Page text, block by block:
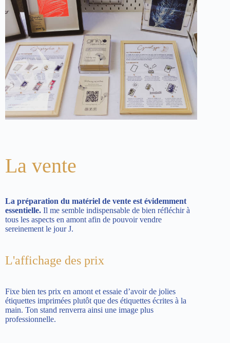
La vente
La préparation du matériel de vente est évidemment
essentielle. Il me semble indispensable de bien réfléchir à
tous les aspects en amont afin de pouvoir vendre
sereinement le jour J.
L'affichage des prix
Fixe bien tes prix en amont et essaie d’avoir de jolies
étiquettes imprimées plutôt que des étiquettes écrites à la
main. Ton stand renverra ainsi une image plus
professionnelle.